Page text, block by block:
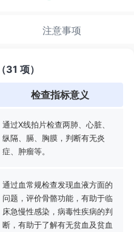
注意事项
31 项）
检查指标意义
通过X线拍片检查两肺、心脏、
纵隔、膈、胸膜，判断有无炎
症、肿瘤等。
通过血常规检查发现血液方面的
问题，评价骨骼功能，有助于临
床急慢性感染，病毒性疾病的判
断，有助于了解有无贫血及贫血